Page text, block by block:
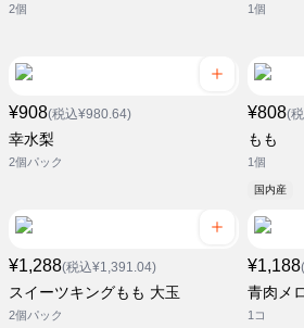
2個 1個
¥908(税込¥980.64)
幸水梨
2個パック
¥808(
もも
1個
国内産
¥1,288(税込¥1,391.04)
スイーツキングもも 大玉
2個パック
¥1,188
青肉メ
1コ